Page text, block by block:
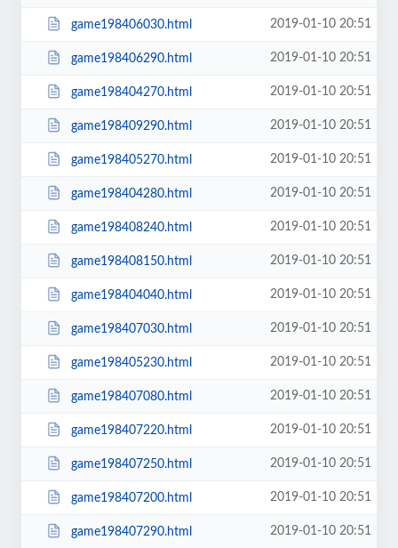
game198406030.html 2019-01-10 20:51
game198406290.html 2019-01-10 20:51
game198404270.html 2019-01-10 20:51
game198409290.html 2019-01-10 20:51
game198405270.html 2019-01-10 20:51
game198404280.html 2019-01-10 20:51
game198408240.html 2019-01-10 20:51
game198408150.html 2019-01-10 20:51
game198404040.html 2019-01-10 20:51
game198407030.html 2019-01-10 20:51
game198405230.html 2019-01-10 20:51
game198407080.html 2019-01-10 20:51
game198407220.html 2019-01-10 20:51
game198407250.html 2019-01-10 20:51
game198407200.html 2019-01-10 20:51
game198407290.html 2019-01-10 20:51